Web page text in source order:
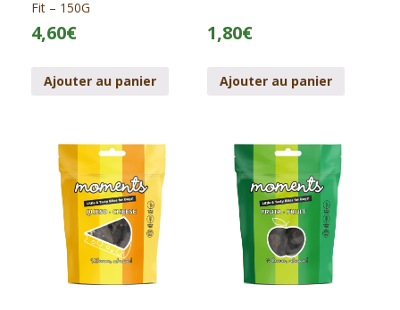
Fit – 150G
4,60€
Ajouter au panier
1,80€
Ajouter au panier